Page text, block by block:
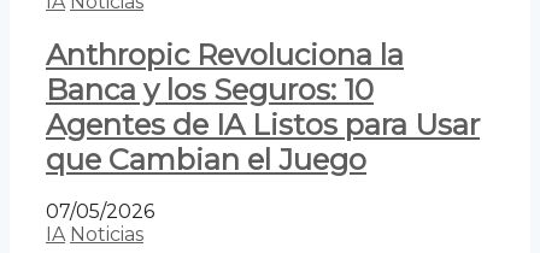
Anthropic Revoluciona la
Banca y los Seguros: 10
Agentes de IA Listos para Usar
que Cambian el Juego
07/05/2026
IA Noticias